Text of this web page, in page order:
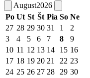
August2026
Po Ut St Št Pia So Ne
27 28 29 30 31 1
2
3
4 5 6 7 8
9
10 11 12 13 14 15 16
17 18 19 20 21 22 23
24 25 26 27 28 29 30